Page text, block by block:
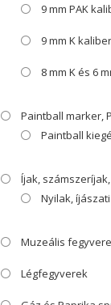
9 mm PAK
9 mm K
8 mm K és 6
Paintball marker,
Paintball
Íjak,
Nyilak,
Muzeális
Légfegyverek